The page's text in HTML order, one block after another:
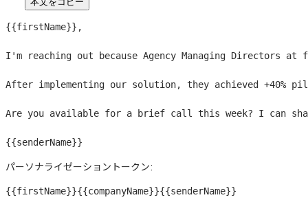
{{firstName}} ,
I'm reaching out because Agency Managing Directors
After implementing our solution, they achieved +40%
Are you available for a brief call this week? I can
{{senderName}}
パーソナライゼーショントークン:
{{firstName}}{{companyName}}{{senderName}}